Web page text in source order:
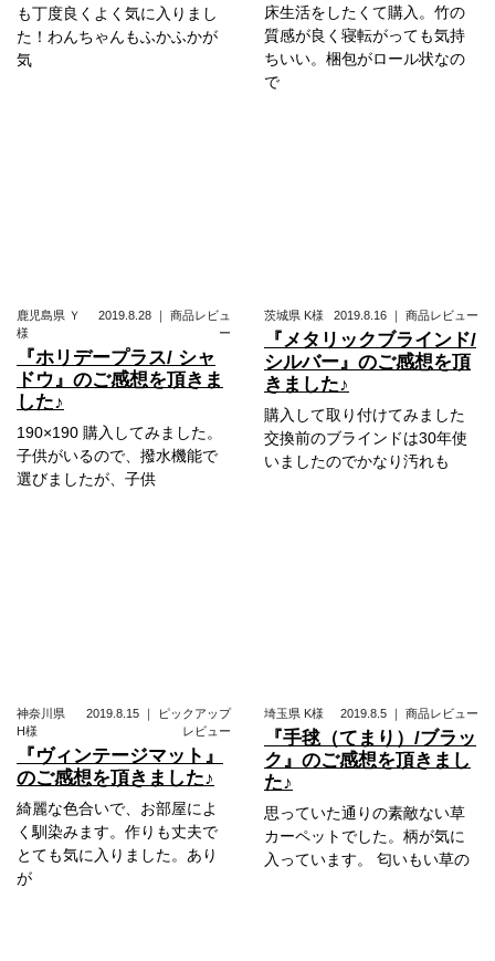
も丁度良くよく気に入りまし
た！わんちゃんもふかふかが
気
床生活をしたくて購入。竹の
質感が良く寝転がっても気持
ちいい。梱包がロール状なの
で
鹿児島県 Ｙ
様
2019.8.28 ｜ 商品レビュ
ー
『ホリデープラス/ シャ
ドウ』のご感想を頂きま
した♪
190×190 購入してみました。
子供がいるので、撥水機能で
選びましたが、子供
茨城県 K様 2019.8.16 ｜ 商品レビュー
『メタリックブラインド/
シルバー』のご感想を頂
きました♪
購入して取り付けてみました
交換前のブラインドは30年使
いましたのでかなり汚れも
神奈川県
H様
2019.8.15 ｜
ピックアップ
レビュー
『ヴィンテージマット』
のご感想を頂きました♪
綺麗な色合いで、お部屋によ
く馴染みます。作りも丈夫で
とても気に入りました。あり
が
埼玉県 K様 2019.8.5 ｜ 商品レビュー
『手毬（てまり）/ブラッ
ク』のご感想を頂きまし
た♪
思っていた通りの素敵ない草
カーペットでした。柄が気に
入っています。 匂いもい草の